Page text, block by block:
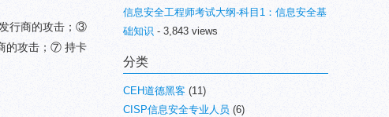
行商的攻击；③
的攻击；⑦ 持卡
信息安全工程师考试大纲-科目1：信息安全基
础知识 - 3,843 views
分类
CEH道德黑客 (11)
CISP信息安全专业人员 (6)